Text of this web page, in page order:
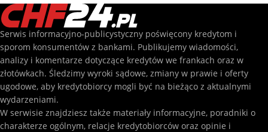
Serwis informacyjno-publicystyczny poświęcony kredytom i
sporom konsumentów z bankami. Publikujemy wiadomości,
analizy i komentarze dotyczące kredytów we frankach oraz w
złotówkach. Śledzimy wyroki sądowe, zmiany w prawie i oferty
ugodowe, aby kredytobiorcy mogli być na bieżąco z aktualnymi
wydarzeniami.
W serwisie znajdziesz także materiały informacyjne, poradniki o
charakterze ogólnym, relacje kredytobiorców oraz opinie i